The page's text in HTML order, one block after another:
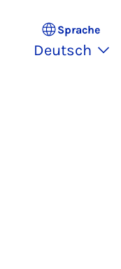
Sprache
Deutsch